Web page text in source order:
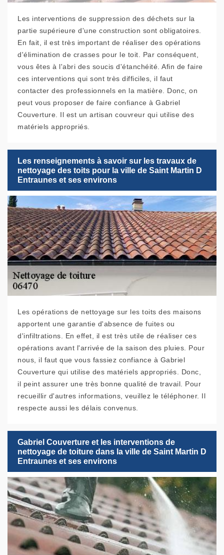
Les interventions de suppression des déchets sur la
partie supérieure d'une construction sont obligatoires.
En fait, il est très important de réaliser des opérations
d'élimination de crasses pour le toit. Par conséquent,
vous êtes à l'abri des soucis d'étanchéité. Afin de faire
ces interventions qui sont très difficiles, il faut
contacter des professionnels en la matière. Donc, on
peut vous proposer de faire confiance à Gabriel
Couverture. Il est un artisan couvreur qui utilise des
matériels appropriés.
Les renseignements à savoir sur les travaux de
nettoyage des toits pour la ville de Saint Martin D
Entraunes et ses environs
Les opérations de nettoyage sur les toits des maisons
apportent une garantie d'absence de fuites ou
d'infiltrations. En effet, il est très utile de réaliser ces
opérations avant l'arrivée de la saison des pluies. Pour
nous, il faut que vous fassiez confiance à Gabriel
Couverture qui utilise des matériels appropriés. Donc,
il peint assurer une très bonne qualité de travail. Pour
recueillir d'autres informations, veuillez le téléphoner. Il
respecte aussi les délais convenus.
Gabriel Couverture et les interventions de
nettoyage de toiture dans la ville de Saint Martin D
Entraunes et ses environs